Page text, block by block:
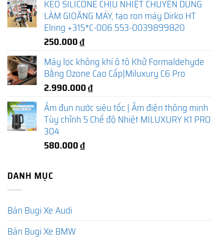
KEO SILICONE CHỊU NHIỆT CHUYÊN DÙNG
LÀM GIOĂNG MÁY, tạo ron máy Dirko HT
Elring +315*C-006.553-0039899820
250.000₫
Máy lọc không khí ô tô Khử Formaldehyde
Bằng Ozone Cao Cấp|Miluxury C6 Pro
2.990.000₫
Ấm đun nước siêu tốc | Ấm điện thông minh
Tùy chỉnh 5 Chế độ Nhiệt MILUXURY K1 PRO
304
580.000₫
DANH MỤC
Bán Bugi Xe Audi
Bán Bugi Xe BMW